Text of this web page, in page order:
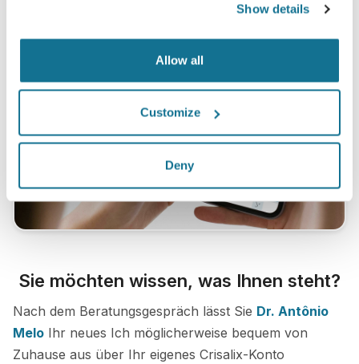
Show details
Allow all
Customize
Deny
Sie möchten wissen, was Ihnen steht?
Nach dem Beratungsgespräch lässt Sie Dr. Antônio
Melo Ihr neues Ich möglicherweise bequem von
Zuhause aus über Ihr eigenes Crisalix-Konto